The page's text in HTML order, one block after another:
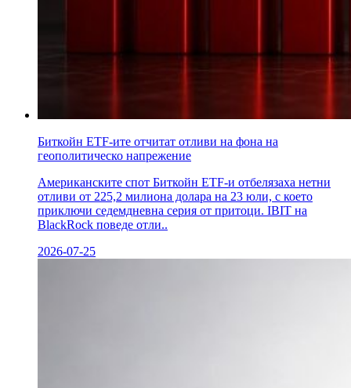
Биткойн ETF-ите отчитат отливи на фона на
геополитическо напрежение
Американските спот Биткойн ETF-и отбелязаха нетни
отливи от 225,2 милиона долара на 23 юли, с което
приключи седемдневна серия от притоци. IBIT на
BlackRock поведе отли..
2026-07-25